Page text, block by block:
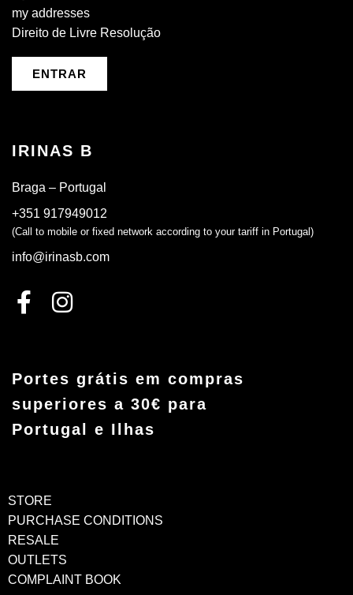
my addresses
Direito de Livre Resolução
ENTRAR
IRINAS B
Braga – Portugal
+351 917949012
(Call to mobile or fixed network according to your tariff in Portugal)
info@irinasb.com
Portes grátis em compras
superiores a 30€ para
Portugal e Ilhas
STORE
PURCHASE CONDITIONS
RESALE
OUTLETS
COMPLAINT BOOK